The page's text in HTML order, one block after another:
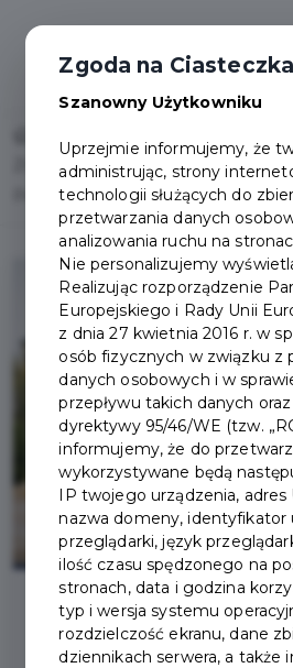
Zmiana daty przyjęć interesantów
Pruszcza Gdańskiego czerwiec
2025-05-26
Zgoda na Ciasteczka
Szanowny Użytkowniku
Uprzejmie informujemy, że
administrując, strony
technologii służących do
przetwarzania danych
analizowania ruchu na
Nie personalizujemy
Realizując rozporządzenie
Europejskiego i Rady Unii
z dnia 27 kwietnia 2016 r. w
osób fizycznych w związku z
danych osobowych i w
przepływu takich danych
dyrektywy 95/46/WE (tzw.
informujemy, że do
wykorzystywane będą
IP twojego urządzenia, adres
nazwa domeny, identyfikator
przeglądarki, język
ilość czasu spędzonego na
stronach, data i godzina
typ i wersja systemu
rozdzielczość ekranu, dane
dziennikach serwera, a także